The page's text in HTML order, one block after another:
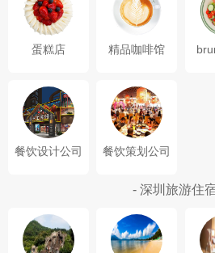
蛋糕店 精品咖啡馆
餐饮设计公司 餐饮策划公司
- 深圳旅游住